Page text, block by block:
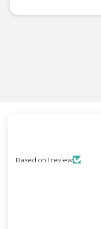
Based on 1 review